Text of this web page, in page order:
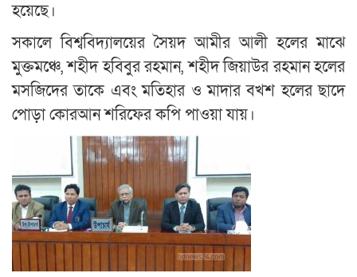
হয়েছে।
সকালে বিশ্ববিদ্যালয়ের সৈয়দ আমীর আলী হলের মাঝে
মুক্তমঞ্চে, শহীদ হবিবুর রহমান, শহীদ জিয়াউর রহমান হলের
মসজিদের তাকে এবং মতিহার ও মাদার বখশ হলের ছাদে
পোড়া কোরআন শরিফের কপি পাওয়া যায়।